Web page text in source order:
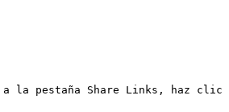
la pestaña Share Links, haz clic